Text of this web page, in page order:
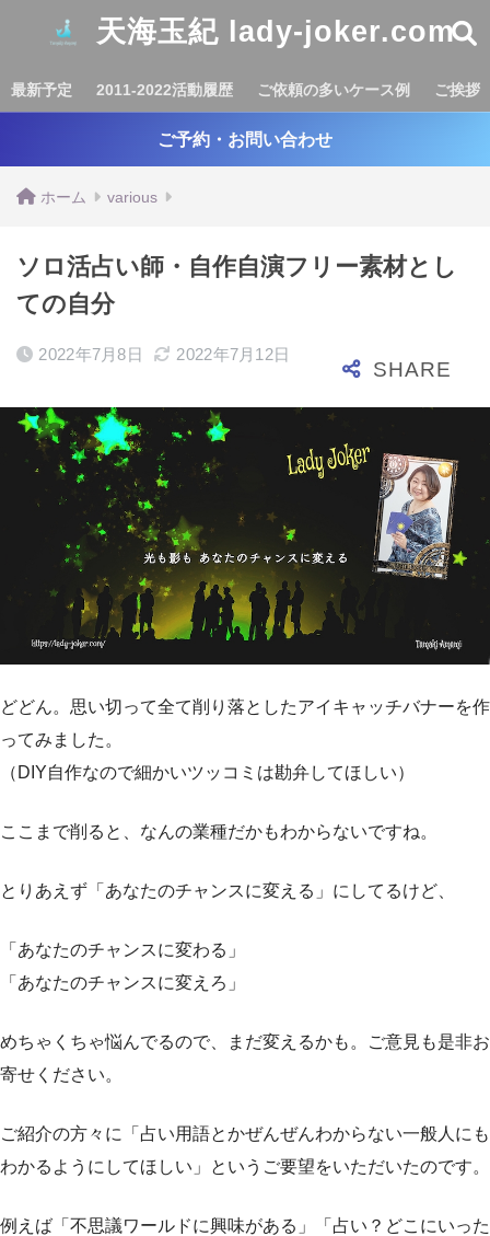
天海玉紀 lady-joker.com
最新予定 2011-2022活動履歴 ご依頼の多いケース例 ご挨拶
ご予約・お問い合わせ
ホーム various
ソロ活占い師・自作自演フリー素材とし
ての自分
2022年7月8日 2022年7月12日
どどん。思い切って全て削り落としたアイキャッチバナーを作
ってみました。
（DIY自作なので細かいツッコミは勘弁してほしい）
ここまで削ると、なんの業種だかもわからないですね。
とりあえず「あなたのチャンスに変える」にしてるけど、
「あなたのチャンスに変わる」
「あなたのチャンスに変えろ」
めちゃくちゃ悩んでるので、まだ変えるかも。ご意見も是非お
寄せください。
ご紹介の方々に「占い用語とかぜんぜんわからない一般人にも
わかるようにしてほしい」というご要望をいただいたのです。
例えば「不思議ワールドに興味がある」「占い？どこにいった